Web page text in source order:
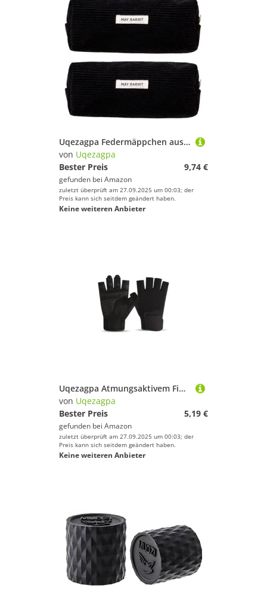
Eiskunstlauf
Feldhockey
Fitness & Training
Inline-Skates & Rollschuhe
Kanu-Sport
Klettern & Bouldern
Leichtathletik
Tauchen & Schnorcheln
Tischtennis
Wakeboarding
Geschlecht
Uqezagpa Federmäppchen aus Cord für Kinder, Studenten, Erwachsene, großes Fassungsvermögen, Stiftebeutel, Reise-Kosmetiktasche, 2 Stück, Schwarz
von Uqezagpa
Bester Preis
9,74 €
gefunden bei Amazon
zuletzt überprüft am 27.09.2025 um 00:03; der
Preis kann sich seitdem geändert haben.
Keine weiteren Anbieter
Uqezagpa Atmungsaktivem Fingerlosen Fahrradhandschuh Nicht Slipe Wear Resistance Kurzes Training Freien Mit Halben Finger Verschleißfitnesshandschuhen Sport
von Uqezagpa
Bester Preis
5,19 €
gefunden bei Amazon
zuletzt überprüft am 27.09.2025 um 00:03; der
Preis kann sich seitdem geändert haben.
Keine weiteren Anbieter